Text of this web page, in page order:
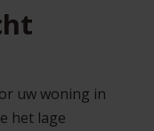
uw woning in
het lage